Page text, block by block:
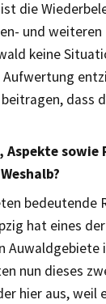
ist die
und
keine
dass
Aspekte sowie
bedeutende
hat eines
Auwaldgebiete
nun dieses
hier aus, weil